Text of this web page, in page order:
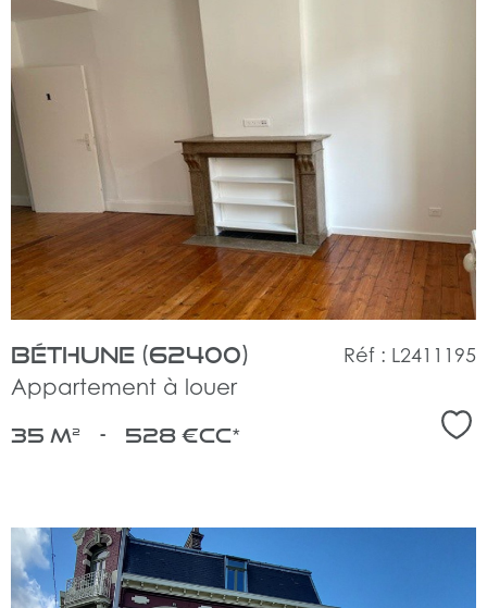
voir
le
bien
Béthune (62400)
Appartement à louer
Réf : L2411195
35 m² - 528 €CC*